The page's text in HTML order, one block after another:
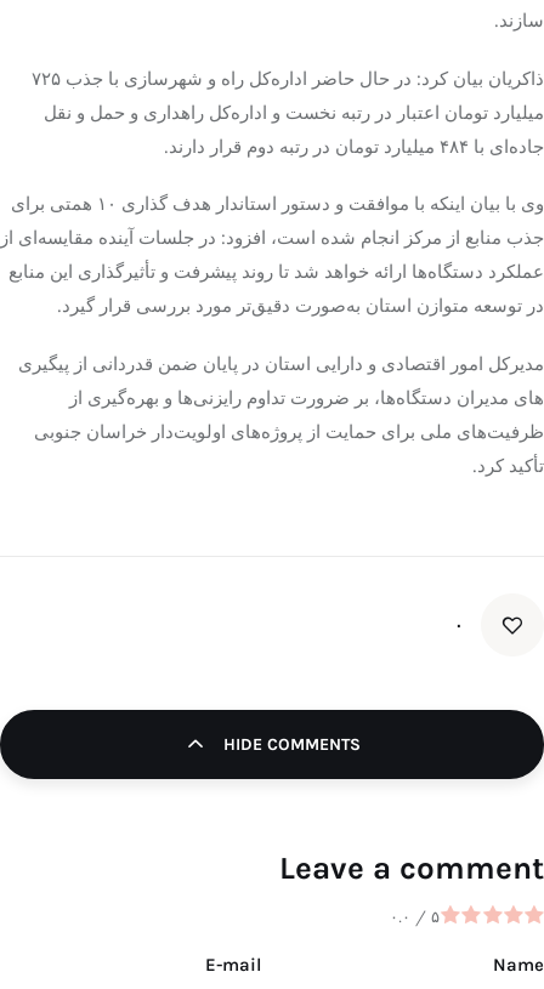
سازند.
ذاکریان بیان کرد: در حال حاضر اداره‌کل راه و شهرسازی با جذب ۷۲۵
میلیارد تومان اعتبار در رتبه نخست و اداره‌کل راهداری و حمل و نقل
جاده‌ای با ۴۸۴ میلیارد تومان در رتبه دوم قرار دارند.
وی با بیان اینکه با موافقت و دستور استاندار هدف گذاری ۱۰ همتی برای
جذب منابع از مرکز انجام شده است، افزود: در جلسات آینده مقایسه‌ای از
عملکرد دستگاه‌ها ارائه خواهد شد تا روند پیشرفت و تأثیرگذاری این منابع
در توسعه متوازن استان به‌صورت دقیق‌تر مورد بررسی قرار گیرد.
مدیرکل امور اقتصادی و دارایی استان در پایان ضمن قدردانی از پیگیری
های مدیران دستگاه‌ها، بر ضرورت تداوم رایزنی‌ها و بهره‌گیری از
ظرفیت‌های ملی برای حمایت از پروژه‌های اولویت‌دار خراسان جنوبی
تأکید کرد.
۰
HIDE COMMENTS
Leave a comment
۰.۰ / ۵
Name
E-mail